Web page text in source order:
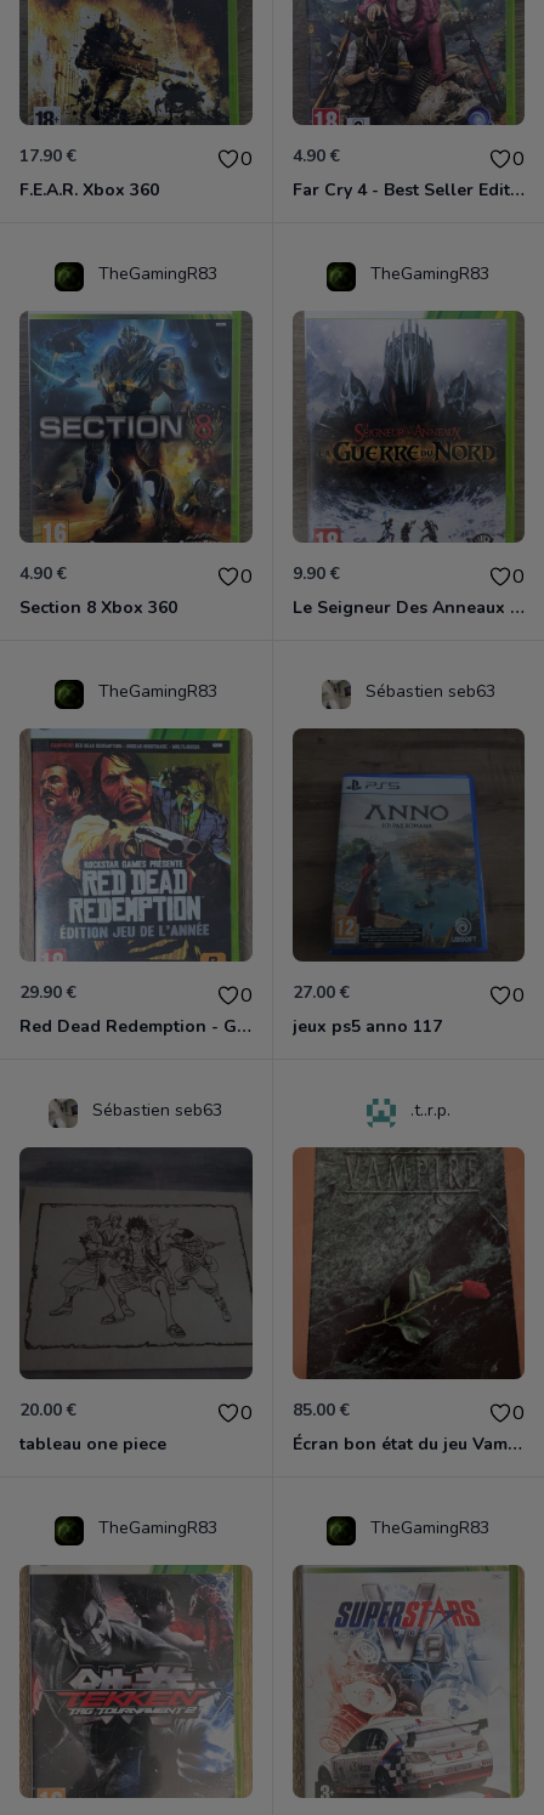
17.90 € 0
F.E.A.R. Xbox 360
4.90 € 0
Far Cry 4 - Best Seller Edition Xbox 360
TheGamingR83
4.90 € 0
Section 8 Xbox 360
TheGamingR83
9.90 € 0
Le Seigneur Des Anneaux - La Guerre Du Nord Xbox 360
TheGamingR83
29.90 € 0
Red Dead Redemption - Game Of The Year Xbox 360
Sébastien seb63
27.00 € 0
jeux ps5 anno 117
Sébastien seb63
20.00 € 0
tableau one piece
.t..r.p.
85.00 € 0
Écran bon état du jeu Vampire et livre de règles « la mascarade » état d’usage
TheGamingR83 TheGamingR83